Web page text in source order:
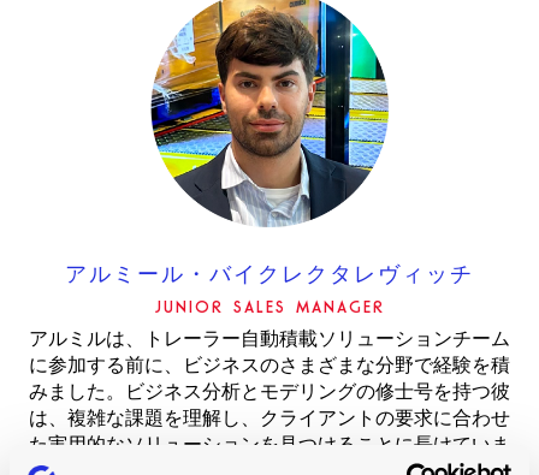
アルミール・バイクレクタレヴィッチ
JUNIOR SALES MANAGER
アルミルは、トレーラー自動積載ソリューションチーム
に参加する前に、ビジネスのさまざまな分野で経験を積
みました。ビジネス分析とモデリングの修士号を持つ彼
は、複雑な課題を理解し、クライアントの要求に合わせ
た実用的なソリューションを見つけることに長けていま
す。アルミールはJoloda Hydrarollの緊密で家族のような